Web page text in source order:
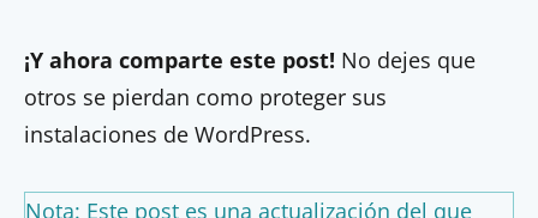
¡Y ahora comparte este post! No dejes que
otros se pierdan como proteger sus
instalaciones de WordPress.
Nota: Este post es una actualización del que